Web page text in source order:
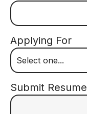
Applying For
Submit Resume